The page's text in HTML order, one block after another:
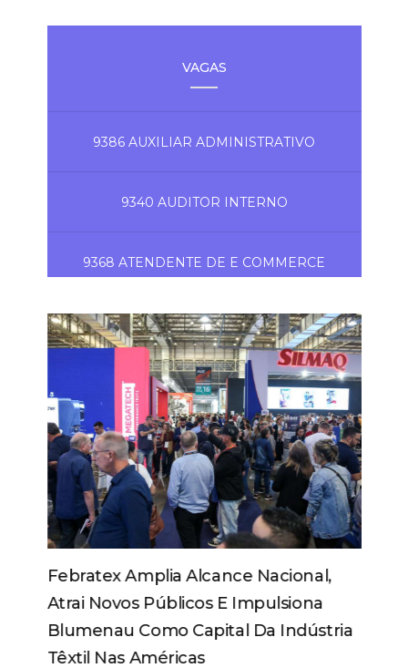
VAGAS
9386 AUXILIAR ADMINISTRATIVO
9340 AUDITOR INTERNO
9368 ATENDENTE DE E COMMERCE
Febratex Amplia Alcance Nacional,
Atrai Novos Públicos E Impulsiona
Blumenau Como Capital Da Indústria
Têxtil Nas Américas